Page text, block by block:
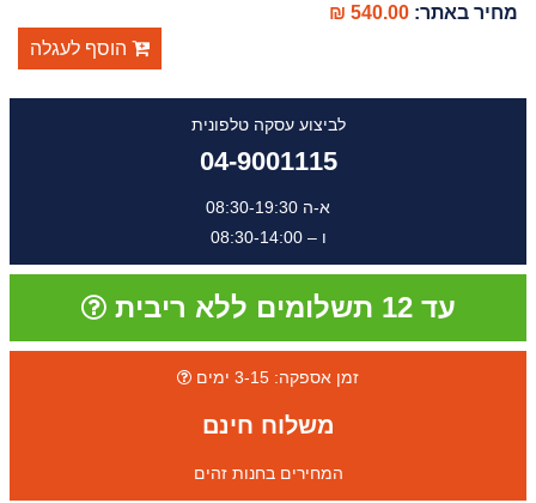
מחיר באתר:540.00 ₪
הוסף לעגלה
לביצוע עסקה טלפונית
04-9001115
א-ה 08:30-19:30
ו – 08:30-14:00
עד 12 תשלומים ללא ריבית
זמן אספקה: 3-15 ימים
משלוח חינם
המחירים בחנות זהים